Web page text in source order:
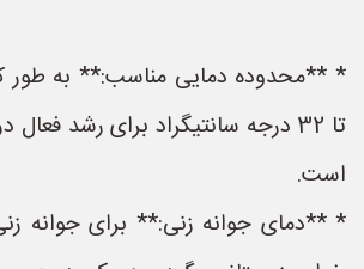
تا 32 درجه سانتیگراد برای رشد
است.
* **دمای جوانه زنی:** برای جوانه